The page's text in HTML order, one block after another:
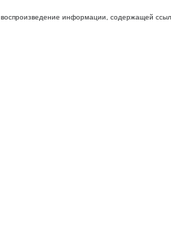
информации, содержащей